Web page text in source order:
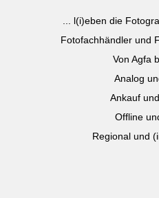
... l(i)eben die
Fotofachhändler und
Von Agfa
Analog
Ankauf
Offline
Regional und